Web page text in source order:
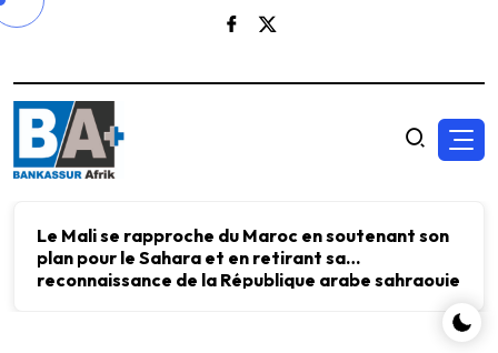
Le Mali se rapproche du Maroc en soutenant son
plan pour le Sahara et en retirant sa
reconnaissance de la République arabe sahraouie